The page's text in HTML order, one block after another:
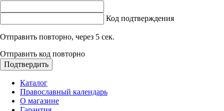
Код подтверждения
Отправить повторно, через 5 сек.
Отправить код повторно
Подтвердить
Каталог
Православный календарь
О магазине